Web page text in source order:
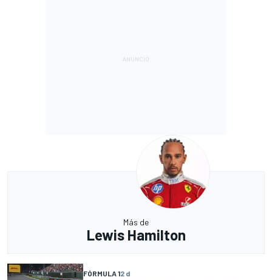
Más de
Lewis Hamilton
FÓRMULA 12 d